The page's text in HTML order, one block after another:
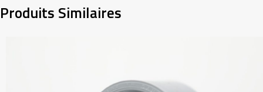
Produits Similaires